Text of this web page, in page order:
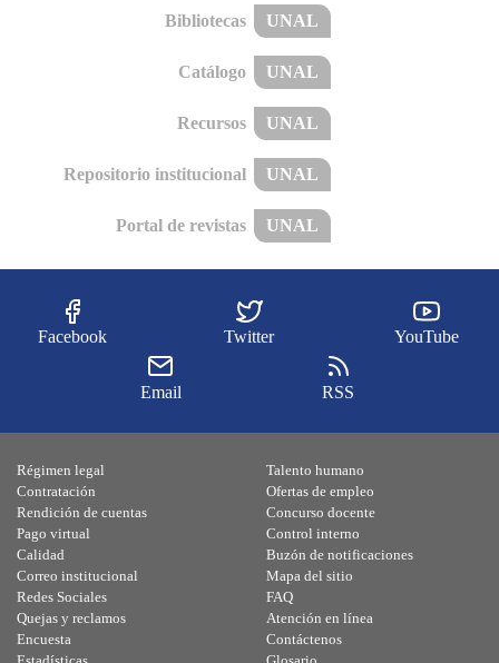
Bibliotecas UNAL
Catálogo UNAL
Recursos UNAL
Repositorio institucional UNAL
Portal de revistas UNAL
Facebook Twitter YouTube
Email RSS
Régimen legal
Contratación
Rendición de cuentas
Pago virtual
Calidad
Talento humano
Ofertas de empleo
Concurso docente
Control interno
Buzón de notificaciones
Correo institucional
Redes Sociales
Quejas y reclamos
Encuesta
Mapa del sitio
FAQ
Atención en línea
Contáctenos